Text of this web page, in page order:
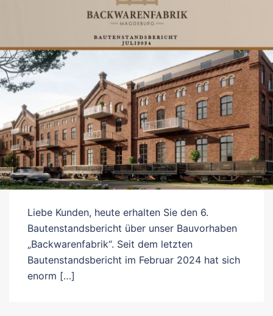
Liebe Kunden, heute erhalten Sie den 6.
Bautenstandsbericht über unser Bauvorhaben
„Backwarenfabrik“. Seit dem letzten
Bautenstandsbericht im Februar 2024 hat sich
enorm […]